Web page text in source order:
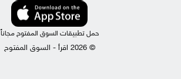
حمل تطبيقات السوق المفتوح مجاناً
© 2026 اقرأ - السوق المفتوح